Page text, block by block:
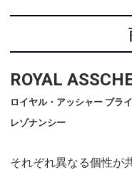
ROYAL
ロイヤル・アッシャー ブラ
レゾナンシー
それぞれ異なる個性が